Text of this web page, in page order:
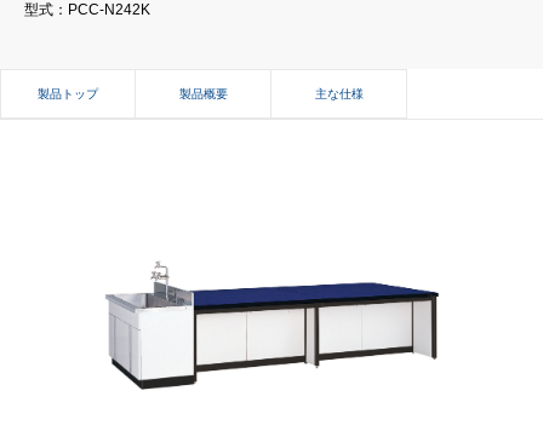
型式：PCC-N242K
製品トップ 製品概要 主な仕様